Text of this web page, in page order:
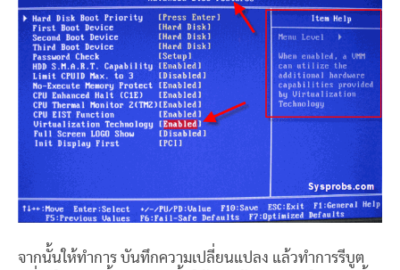
จากนั้นให้ทำการ บันทึกความเปลี่ยนแปลง แล้วทำการรีบูต